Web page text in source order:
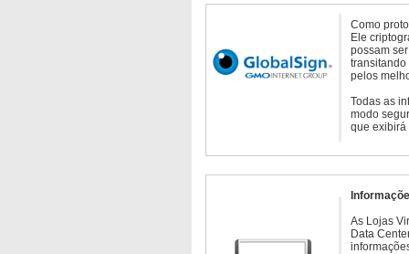
Como
Ele
possam
transitando
pelos
Todas as
modo
que exibirá
As Lojas
Data